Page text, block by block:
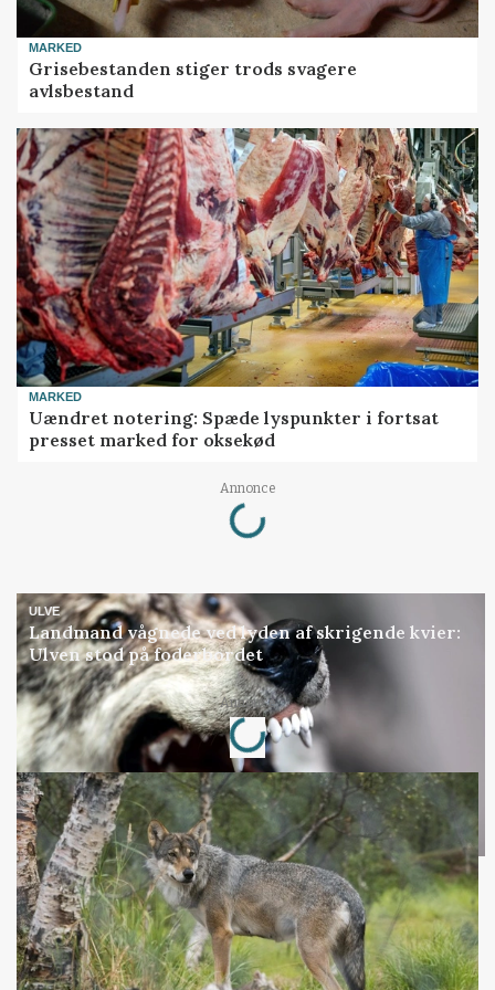
MARKED
Grisebestanden stiger trods svagere
avlsbestand
MARKED
Uændret notering: Spæde lyspunkter i fortsat
presset marked for oksekød
Annonce
Loading...
ULVE
Landmand vågnede ved lyden af skrigende kvier:
Ulven stod på foderbordet
Annonce
Loading...